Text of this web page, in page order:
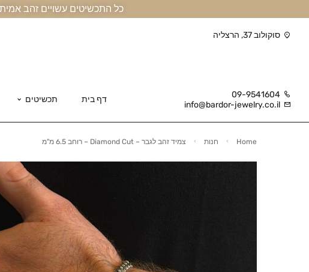
כל התכשיטים עשויים זהב אמיתי 14 קראט או יותר, ומגיעים בליווי תעודה, אריזה מהודרת, ומשלוח חינם עד
סוקולוב 37, הרצליה
09-9541604
info@bardor-jewelry.co.il
דף בית תכשיטים
Home חנות צמיד זהב לגבר – Diamond Cut – רוחב 6.5 מ"מ